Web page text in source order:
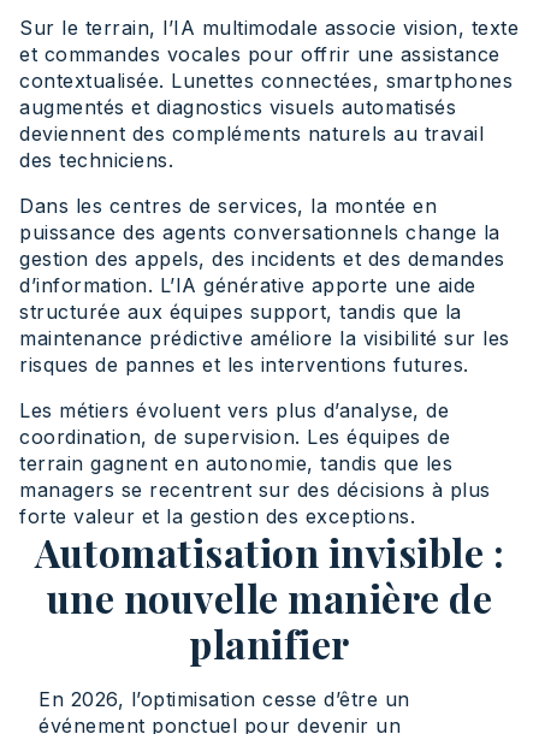
Sur le terrain, l’IA multimodale associe vision, texte
et commandes vocales pour offrir une assistance
contextualisée. Lunettes connectées, smartphones
augmentés et diagnostics visuels automatisés
deviennent des compléments naturels au travail
des techniciens.
Dans les centres de services, la montée en
puissance des agents conversationnels change la
gestion des appels, des incidents et des demandes
d’information. L’IA générative apporte une aide
structurée aux équipes support, tandis que la
maintenance prédictive améliore la visibilité sur les
risques de pannes et les interventions futures.
Les métiers évoluent vers plus d’analyse, de
coordination, de supervision. Les équipes de
terrain gagnent en autonomie, tandis que les
managers se recentrent sur des décisions à plus
forte valeur et la gestion des exceptions.
Automatisation invisible :
une nouvelle manière de
planifier
En 2026, l’optimisation cesse d’être un
événement ponctuel pour devenir un